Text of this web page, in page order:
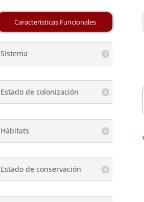
Sistema
Estado de colonización
Hábitats
Estado de conservación